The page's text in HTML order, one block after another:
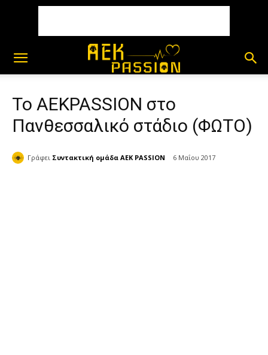
Το ΑΕΚPASSION στο
Πανθεσσαλικό στάδιο (ΦΩΤΟ)
Γράφει Συντακτική ομάδα AEK PASSION 6 Μαΐου 2017